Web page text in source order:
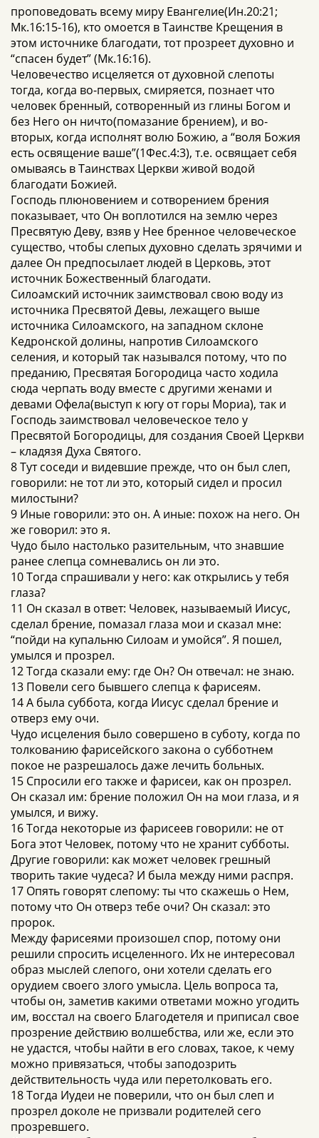
проповедовать всему миру Евангелие(Ин.20:21;
Мк.16:15-16), кто омоется в Таинстве Крещения в
этом источнике благодати, тот прозреет духовно и
“спасен будет” (Мк.16:16).
Человечество исцеляется от духовной слепоты
тогда, когда во-первых, смиряется, познает что
человек бренный, сотворенный из глины Богом и
без Него он ничто(помазание брением), и во-
вторых, когда исполнят волю Божию, а “воля Божия
есть освящение ваше”(1Фес.4:3), т.е. освящает себя
омываясь в Таинствах Церкви живой водой
благодати Божией.
Господь плюновением и сотворением брения
показывает, что Он воплотился на землю через
Пресвятую Деву, взяв у Нее бренное человеческое
существо, чтобы слепых духовно сделать зрячими и
далее Он предпосылает людей в Церковь, этот
источник Божественный благодати.
Силоамский источник заимствовал свою воду из
источника Пресвятой Девы, лежащего выше
источника Силоамского, на западном склоне
Кедронской долины, напротив Силоамского
селения, и который так назывался потому, что по
преданию, Пресвятая Богородица часто ходила
сюда черпать воду вместе с другими женами и
девами Офела(выступ к югу от горы Мориа), так и
Господь заимствовал человеческое тело у
Пресвятой Богородицы, для создания Своей Церкви
– кладязя Духа Святого.
8 Тут соседи и видевшие прежде, что он был слеп,
говорили: не тот ли это, который сидел и просил
милостыни?
9 Иные говорили: это он. А иные: похож на него. Он
же говорил: это я.
Чудо было настолько разительным, что знавшие
ранее слепца сомневались он ли это.
10 Тогда спрашивали у него: как открылись у тебя
глаза?
11 Он сказал в ответ: Человек, называемый Иисус,
сделал брение, помазал глаза мои и сказал мне:
“пойди на купальню Силоам и умойся”. Я пошел,
умылся и прозрел.
12 Тогда сказали ему: где Он? Он отвечал: не знаю.
13 Повели сего бывшего слепца к фарисеям.
14 А была суббота, когда Иисус сделал брение и
отверз ему очи.
Чудо исцеления было совершено в суботу, когда по
толкованию фарисейского закона о субботнем
покое не разрешалось даже лечить больных.
15 Спросили его также и фарисеи, как он прозрел.
Он сказал им: брение положил Он на мои глаза, и я
умылся, и вижу.
16 Тогда некоторые из фарисеев говорили: не от
Бога этот Человек, потому что не хранит субботы.
Другие говорили: как может человек грешный
творить такие чудеса? И была между ними распря.
17 Опять говорят слепому: ты что скажешь о Нем,
потому что Он отверз тебе очи? Он сказал: это
пророк.
Между фарисеями произошел спор, потому они
решили спросить исцеленного. Их не интересовал
образ мыслей слепого, они хотели сделать его
орудием своего злого умысла. Цель вопроса та,
чтобы он, заметив какими ответами можно угодить
им, восстал на своего Благодетеля и приписал свое
прозрение действию волшебства, или же, если это
не удастся, чтобы найти в его словах, такое, к чему
можно привязаться, чтобы заподозрить
действительность чуда или перетолковать его.
18 Тогда Иудеи не поверили, что он был слеп и
прозрел доколе не призвали родителей сего
прозревшего.